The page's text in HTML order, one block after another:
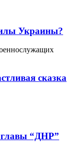
Украины?
сказка
главы “ДНР”